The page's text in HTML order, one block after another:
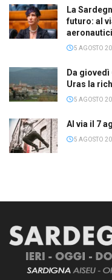
La
futuro: al
aeronautici
5 AGOSTO
Da
Uras la
5 AGOSTO
Al via il 7
5 AGOSTO